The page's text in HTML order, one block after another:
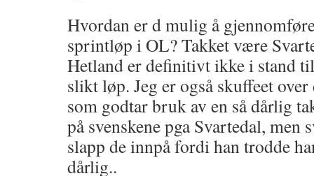
Hvordan er d mulig å
sprintløp i OL? Takket være
Hetland er definitivt ikke i stand
slikt løp. Jeg er også skuffeet
som godtar bruk av en så dårlig
på svenskene pga Svartedal, men
slapp de innpå fordi han trodde
dårlig..